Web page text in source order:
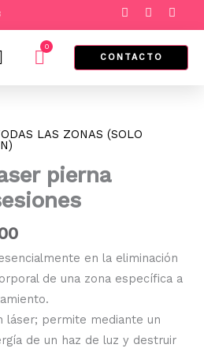
F
a
c
e
b
o
I
n
s
t
a
g
T
i
k
t
k
0
Cart CONTACTO
LAS ZONAS (SOLO
pierna
actual
$198.000.
en la eliminación
de una zona específica a
láser; permite mediante un
de un haz de luz y destruir